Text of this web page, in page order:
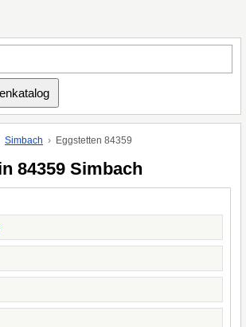
Simbach Eggstetten 84359
84359 Simbach